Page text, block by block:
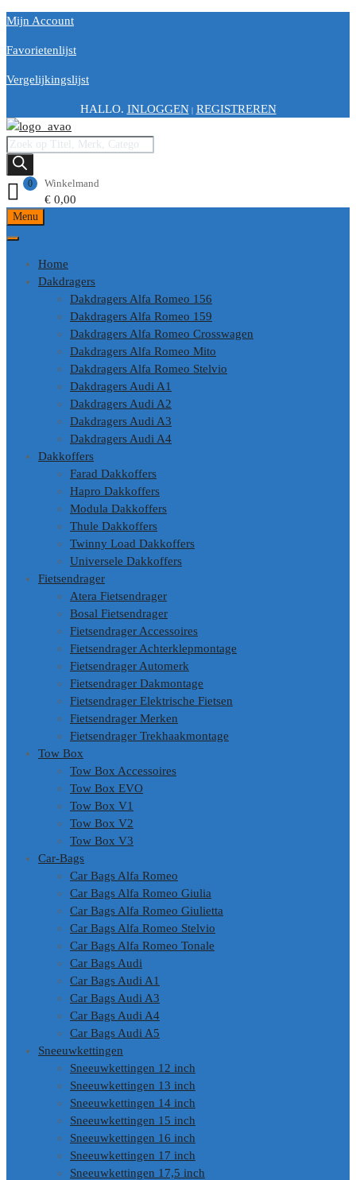
Mijn Account
Favorietenlijst
Vergelijkingslijst
HALLO. INLOGGEN | REGISTREREN
Winkelmand
€ 0,00
0
Menu
Home
Dakdragers
Dakdragers Alfa Romeo 156
Dakdragers Alfa Romeo 159
Dakdragers Alfa Romeo Crosswagen
Dakdragers Alfa Romeo Mito
Dakdragers Alfa Romeo Stelvio
Dakdragers Audi A1
Dakdragers Audi A2
Dakdragers Audi A3
Dakdragers Audi A4
Dakkoffers
Farad Dakkoffers
Hapro Dakkoffers
Modula Dakkoffers
Thule Dakkoffers
Twinny Load Dakkoffers
Universele Dakkoffers
Fietsendrager
Atera Fietsendrager
Bosal Fietsendrager
Fietsendrager Accessoires
Fietsendrager Achterklepmontage
Fietsendrager Automerk
Fietsendrager Dakmontage
Fietsendrager Elektrische Fietsen
Fietsendrager Merken
Fietsendrager Trekhaakmontage
Tow Box
Tow Box Accessoires
Tow Box EVO
Tow Box V1
Tow Box V2
Tow Box V3
Car-Bags
Car Bags Alfa Romeo
Car Bags Alfa Romeo Giulia
Car Bags Alfa Romeo Giulietta
Car Bags Alfa Romeo Stelvio
Car Bags Alfa Romeo Tonale
Car Bags Audi
Car Bags Audi A1
Car Bags Audi A3
Car Bags Audi A4
Car Bags Audi A5
Sneeuwkettingen
Sneeuwkettingen 12 inch
Sneeuwkettingen 13 inch
Sneeuwkettingen 14 inch
Sneeuwkettingen 15 inch
Sneeuwkettingen 16 inch
Sneeuwkettingen 17 inch
Sneeuwkettingen 17,5 inch